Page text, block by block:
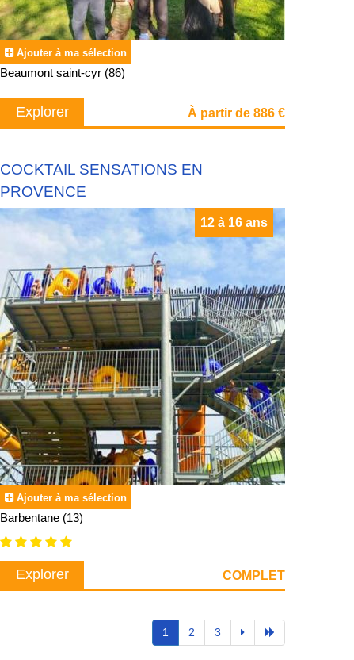
Ajouter à ma sélection
Beaumont saint-cyr (86)
Explorer À partir de 886 €
COCKTAIL SENSATIONS EN
PROVENCE
12 à 16 ans
Ajouter à ma sélection
Barbentane (13)
Explorer COMPLET
1 2 3